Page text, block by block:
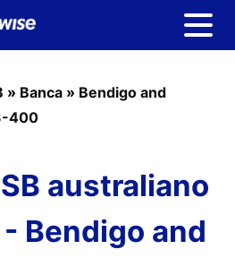
» Banca » Bendigo and
400
australiano
Bendigo and